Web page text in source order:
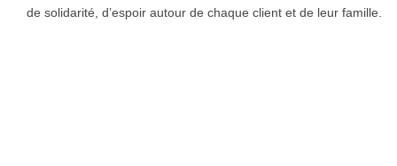
de solidarité, d’espoir autour de chaque client et de leur famille.